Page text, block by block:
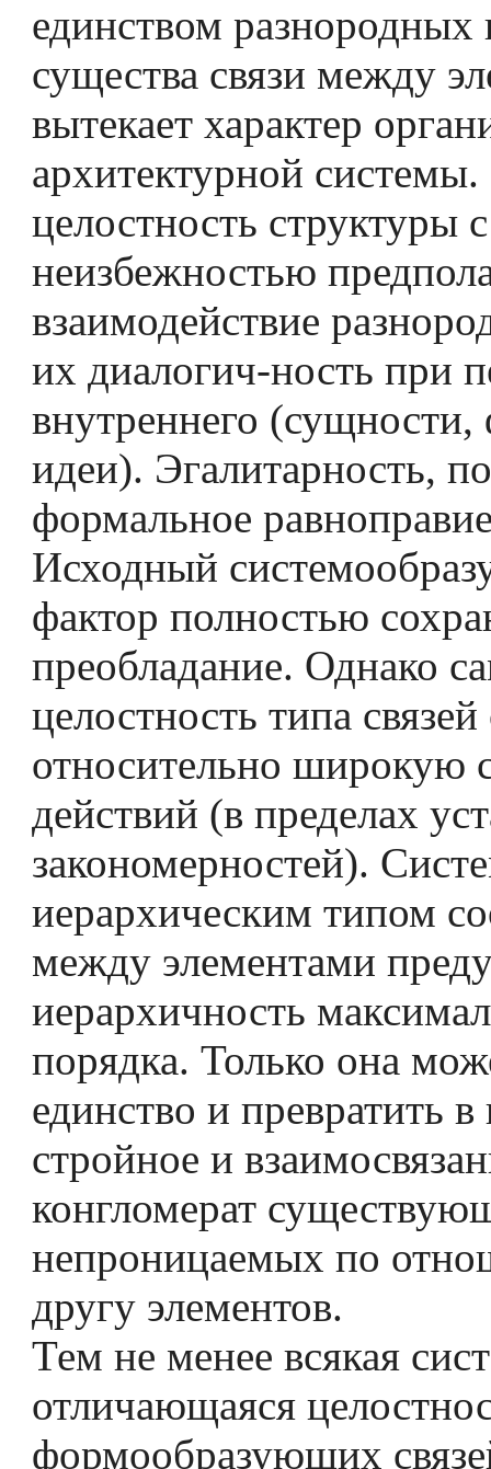
единством разнородных
существа связи между
вытекает характер
архитектурной
целостность структуры с
неизбежностью
взаимодействие
их диалогич-ность при
внутреннего
идеи). Эгалитарность,
формальное
Исходный
фактор полностью
преобладание. Однако
целостность типа
относительно широкую
действий (в пределах
закономерностей).
иерархическим типом
между элементами
иерархичность
порядка. Только она
единство и превратить в
стройное и
конгломерат
непроницаемых по
другу элементов.
Тем не менее всякая
отличающаяся
формообразующих